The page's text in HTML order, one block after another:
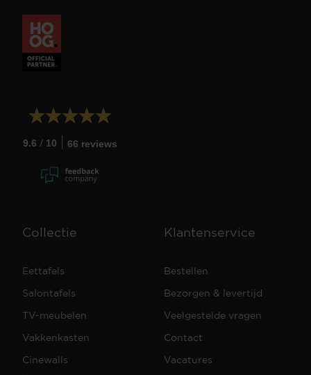
9.6 / 10 66 reviews
Collectie
Eettafels
Salontafels
TV-meubelen
Vakkenkasten
Cinewalls
Klantenservice
Bestellen
Bezorgen & levertijd
Veelgestelde vragen
Contact
Vacatures